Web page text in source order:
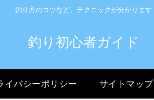
釣り方のコツなど、テクニックが分かります
釣り初心者ガイド
イバシーポリシー サイトマップ